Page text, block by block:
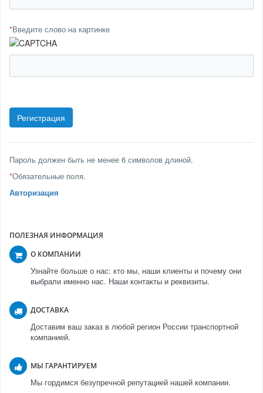
*Введите слово на картинке
Пароль должен быть не менее 6 символов длиной.
*Обязательные поля.
Авторизация
ПОЛЕЗНАЯ ИНФОРМАЦИЯ
О КОМПАНИИ
Узнайте больше о нас: кто мы, наши клиенты и почему они
выбрали именно нас. Наши контакты и реквизиты.
ДОСТАВКА
Доставим ваш заказ в любой регион России транспортной
компанией.
МЫ ГАРАНТИРУЕМ
Мы гордимся безупречной репутацией нашей компании.